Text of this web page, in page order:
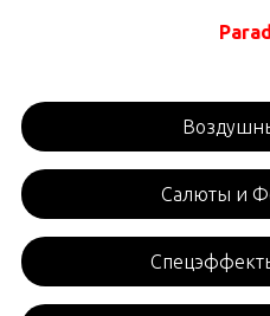
Салюты и